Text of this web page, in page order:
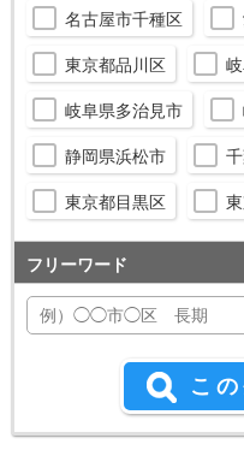
名古屋市千種区
東京都品川区
岐阜県多治見市
静岡県浜松市
東京都目黒区
フリーワード